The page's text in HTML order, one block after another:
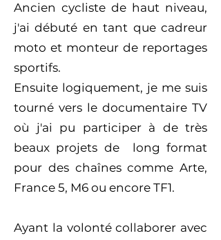
​Ancien cycliste de haut niveau,
j'ai débuté en tant que cadreur
moto et monteur de reportages
sportifs.
Ensuite logiquement, je me suis
tourné vers le documentaire TV
où j'ai pu participer à de très
beaux projets de long format
pour des chaînes comme Arte,
France 5, M6 ou encore TF1.
​Ayant la volonté collaborer avec